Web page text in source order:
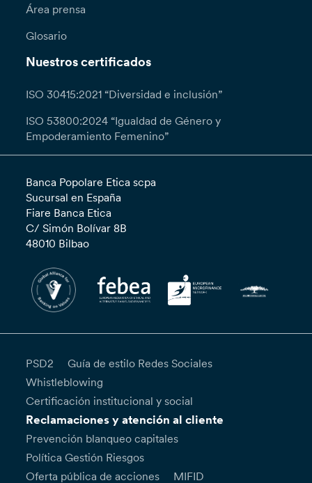
Área prensa
Glosario
Nuestros certificados
ISO 30415:2021 “Diversidad e inclusión”
ISO 53800:2024 “Igualdad de Género y
Empoderamiento Femenino”
Banca Popolare Etica scpa
Sucursal en España
Fiare Banca Etica
C/ Simón Bolívar 8B
48010 Bilbao
PSD2
Guía de estilo Redes Sociales
Whistleblowing
Certificación institucional y social
Reclamaciones y atención al cliente
Prevención blanqueo capitales
Política Gestión Riesgos
Oferta pública de acciones
MIFID